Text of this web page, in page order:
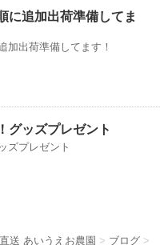
に追加出荷準備してま
加出荷準備してます！
グッズプレゼント
ズプレゼント
送 あいうえお農園 > ブログ >